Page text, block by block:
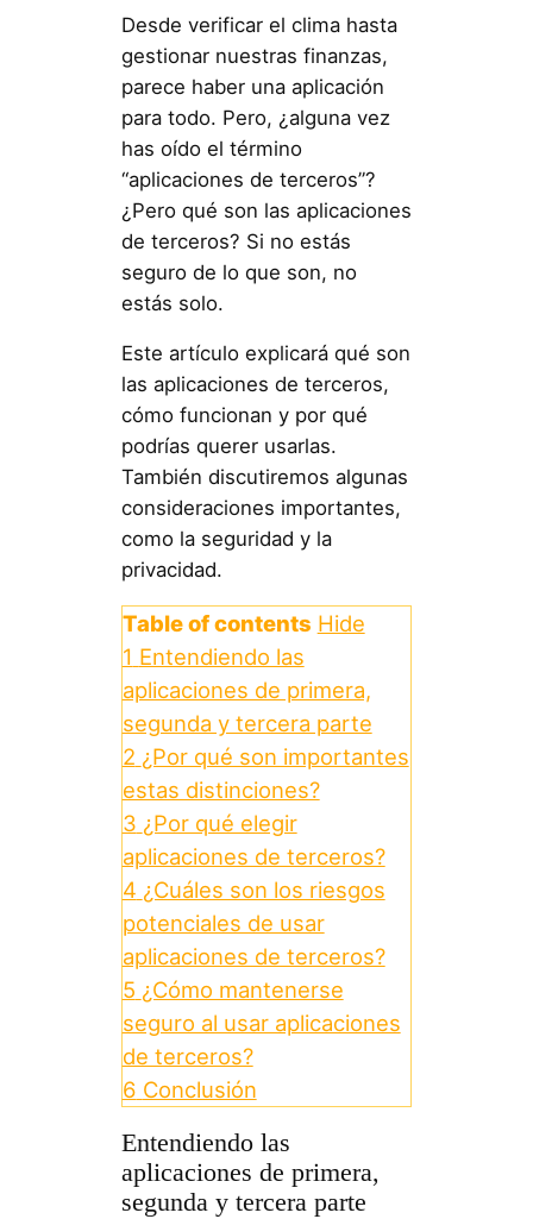
Desde verificar el clima hasta
gestionar nuestras finanzas,
parece haber una aplicación
para todo. Pero, ¿alguna vez
has oído el término
“aplicaciones de terceros”?
¿Pero qué son las aplicaciones
de terceros? Si no estás
seguro de lo que son, no
estás solo.
Este artículo explicará qué son
las aplicaciones de terceros,
cómo funcionan y por qué
podrías querer usarlas.
También discutiremos algunas
consideraciones importantes,
como la seguridad y la
privacidad.
Table of contents Hide
1 Entendiendo las
aplicaciones de primera,
segunda y tercera parte
2 ¿Por qué son importantes
estas distinciones?
3 ¿Por qué elegir
aplicaciones de terceros?
4 ¿Cuáles son los riesgos
potenciales de usar
aplicaciones de terceros?
5 ¿Cómo mantenerse
seguro al usar aplicaciones
de terceros?
6 Conclusión
Entendiendo las
aplicaciones de primera,
segunda y tercera parte